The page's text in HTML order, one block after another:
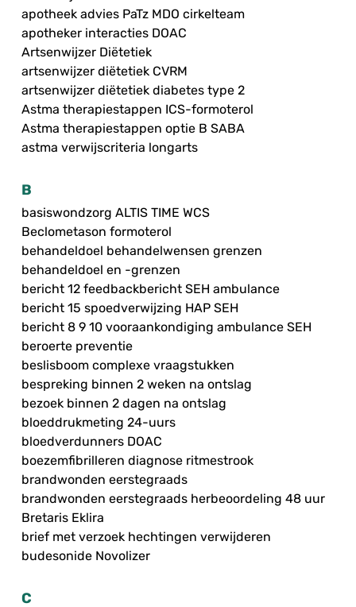
apotheek advies PaTz MDO cirkelteam
apotheker interacties DOAC
Artsenwijzer Diëtetiek
artsenwijzer diëtetiek CVRM
artsenwijzer diëtetiek diabetes type 2
Astma therapiestappen ICS-formoterol
Astma therapiestappen optie B SABA
astma verwijscriteria longarts
B
basiswondzorg ALTIS TIME WCS
Beclometason formoterol
behandeldoel behandelwensen grenzen
behandeldoel en -grenzen
bericht 12 feedbackbericht SEH ambulance
bericht 15 spoedverwijzing HAP SEH
bericht 8 9 10 vooraankondiging ambulance SEH
beroerte preventie
beslisboom complexe vraagstukken
bespreking binnen 2 weken na ontslag
bezoek binnen 2 dagen na ontslag
bloeddrukmeting 24-uurs
bloedverdunners DOAC
boezemfibrilleren diagnose ritmestrook
brandwonden eerstegraads
brandwonden eerstegraads herbeoordeling 48 uur
Bretaris Eklira
brief met verzoek hechtingen verwijderen
budesonide Novolizer
C